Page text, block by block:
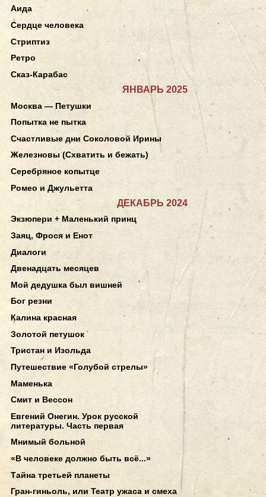
Аида
Сердце человека
Стриптиз
Ретро
Сказ-Карабас
ЯНВАРЬ 2025
Москва — Петушки
Попытка не пытка
Счастливые дни Соколовой Ирины
Железновы (Схватить и бежать)
Серебряное копытце
Ромео и Джульетта
ДЕКАБРЬ 2024
Экзюпери + Маленький принц
Заяц, Фрося и Енот
Диалоги
Двенадцать месяцев
Мой дедушка был вишней
Бог резни
Калина красная
Золотой петушок
Тристан и Изольда
Путешествие «Голубой стрелы»
Маменька
Смит и Вессон
Евгений Онегин. Урок русской
литературы. Часть первая
Мнимый больной
«В человеке должно быть всё...»
Тайна третьей планеты
Гран-гиньоль, или Театр ужаса и смеха